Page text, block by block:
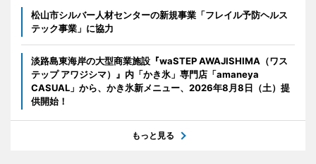
松山市シルバー人材センターの新規事業「フレイル予防ヘルス
テック事業」に協力
淡路島東海岸の大型商業施設『waSTEP AWAJISHIMA（ワス
テップ アワジシマ）』内「かき氷」専門店「amaneya
CASUAL」から、かき氷新メニュー、2026年8月8日（土）提
供開始！
もっと見る